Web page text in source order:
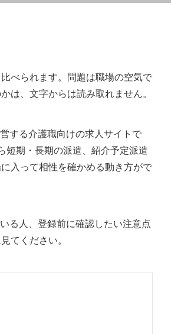
べられます。問題は職場の空気で
は、文字からは読み取れません。
する介護職向けの求人サイトで
短期・長期の派遣、紹介予定派遣
入って相性を確かめる動き方がで
る人、登録前に確認したい注意点
てください。